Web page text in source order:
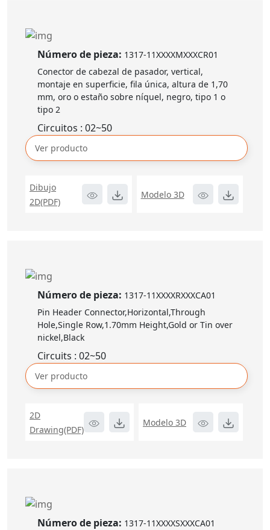
Número de pieza: 1317-11XXXXMXXXCR01
Conector de cabezal de pasador, vertical,
montaje en superficie, fila única, altura de 1,70
mm, oro o estaño sobre níquel, negro, tipo 1 o
tipo 2
Circuitos : 02~50
Ver producto
Dibujo
2D(PDF)
Modelo 3D
Número de pieza: 1317-11XXXXRXXXCA01
Pin Header Connector,Horizontal,Through
Hole,Single Row,1.70mm Height,Gold or Tin over
nickel,Black
Circuits : 02~50
Ver producto
2D
Drawing(PDF)
Modelo 3D
Número de pieza: 1317-11XXXXSXXXCA01